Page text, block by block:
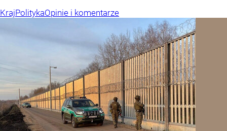
KrajPolitykaOpinie i komentarze